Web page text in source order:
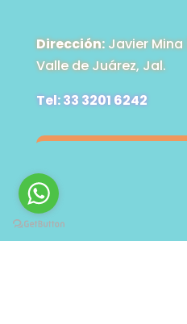
Dirección:Javier Mina
Valle de Juárez, Jal.
Tel: 33 3201 6242